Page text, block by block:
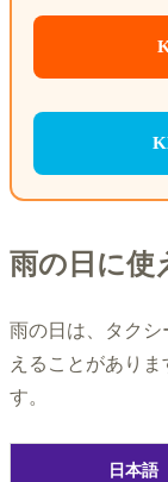
雨の日に使
雨の日は、タク
えることがあり
す。
日本語